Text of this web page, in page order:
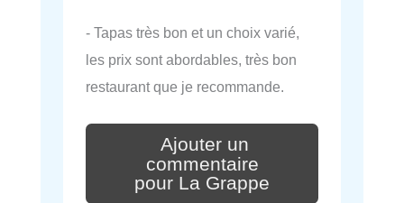
- Tapas très bon et un choix varié,
les prix sont abordables, très bon
restaurant que je recommande.
Ajouter un
commentaire
pour La Grappe